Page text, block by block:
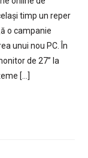
timp un reper
o campanie
unui nou PC. În
de 27” la
[…]